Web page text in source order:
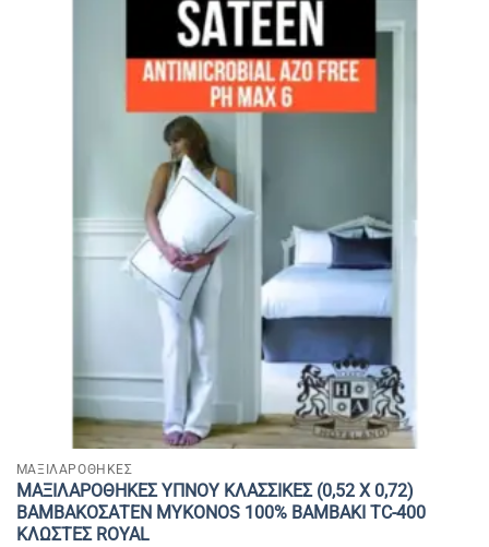
ΜΑΞΙΛΑΡΟΘΗΚΕΣ
ΜΑΞΙΛΑΡΟΘΗΚΕΣ ΥΠΝΟΥ ΚΛΑΣΣΙΚΕΣ (0,52 Χ 0,72)
ΒΑΜΒΑΚΟΣΑΤΕΝ MYKONOS 100% BAMBAKI TC-400
ΚΛΩΣΤΕΣ ROYAL